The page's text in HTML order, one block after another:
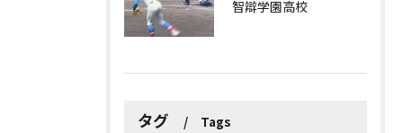
智辯学園高校
タグ Tags